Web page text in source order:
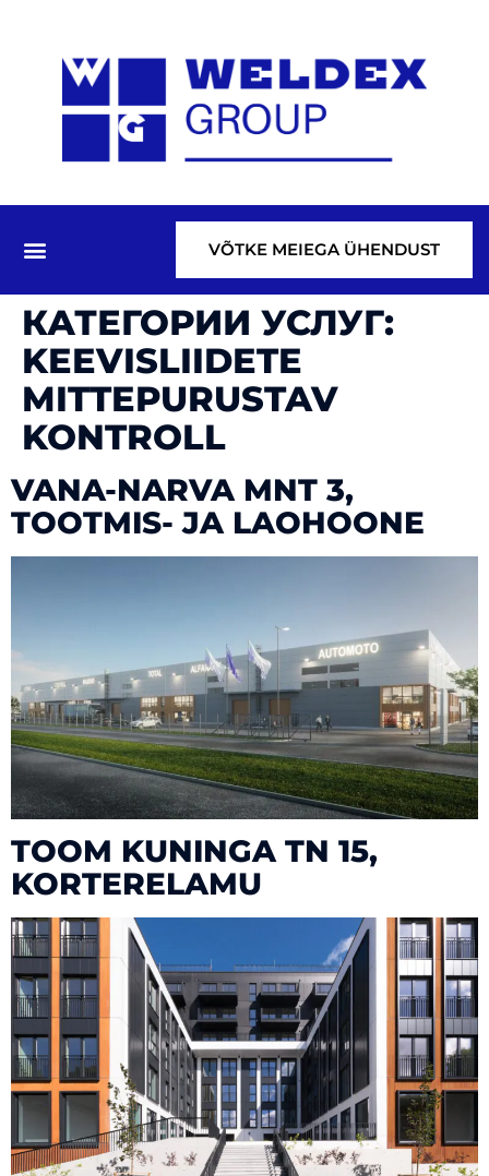
VÕTKE MEIEGA ÜHENDUST
КАТЕГОРИИ УСЛУГ:
KEEVISLIIDETE
MITTEPURUSTAV
KONTROLL
VANA-NARVA MNT 3,
TOOTMIS- JA LAOHOONE
TOOM KUNINGA TN 15,
KORTERELAMU